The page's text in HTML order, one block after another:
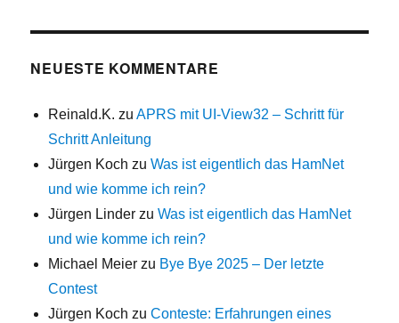
NEUESTE KOMMENTARE
Reinald.K. zuAPRS mit UI-View32 – Schritt für
Schritt Anleitung
Jürgen Koch zuWas ist eigentlich das HamNet
und wie komme ich rein?
Jürgen Linder zuWas ist eigentlich das HamNet
und wie komme ich rein?
Michael Meier zu Bye Bye 2025 – Der letzte
Contest
Jürgen Koch zuConteste: Erfahrungen eines